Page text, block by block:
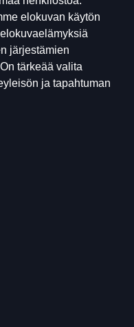
elokuvan käytön
järjestämien
tärkeää valita
ja tapahtuman